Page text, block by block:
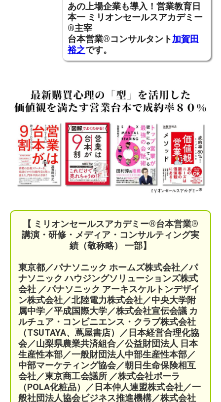
あの上場企業も導入！営業教育日
本一 ミリオンセールスアカデミー
®主宰
台本営業®コンサルタント加賀田
裕之です。
【 ミリオンセールスアカデミー®︎台本営業®︎
講演・研修・メディア・コンサルティング実
績（敬称略） 一部】
東京都／パナソニック ホームズ株式会社／パ
ナソニック ハウジングソリューションズ株式
会社 ／パナソニック アーキスケルトンデザイ
ン株式会社／北陸電力株式会社／中央大学附
属中学／平成国際大学／株式会社宣伝会議 カ
ルチュア・コンビニエンス・クラブ株式会社
（TSUTAYA、蔦屋書店）／ 日本経営合理化協
会／山梨県農業共済組合／公益財団法人 日本
生産性本部／一般財団法人中部生産性本部／
中部マーケティング協会／朝日生命保険相互
会社／東京商工会議所 ／株式会社ポーラ
（POLA化粧品） ／日本仲人連盟株式会社／一
般社団法人協会ビジネス推進機構／株式会社